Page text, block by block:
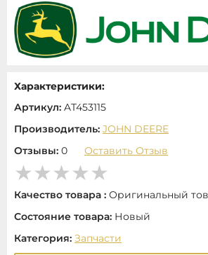
Характеристики:
Артикул: AT453115
Производитель: JOHN DEERE
Отзывы: 0 Оставить Отзыв
Качество товара : Оригинальный
Состояние товара: Новый
Категория: Запчасти